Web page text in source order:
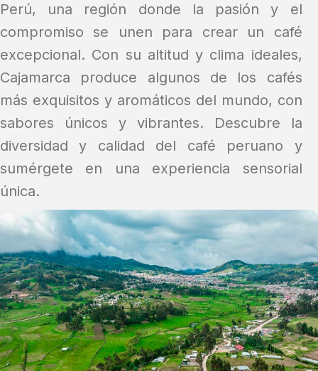
Perú, una región donde la pasión y el
compromiso se unen para crear un café
excepcional. Con su altitud y clima ideales,
Cajamarca produce algunos de los cafés
más exquisitos y aromáticos del mundo, con
sabores únicos y vibrantes. Descubre la
diversidad y calidad del café peruano y
sumérgete en una experiencia sensorial
única.